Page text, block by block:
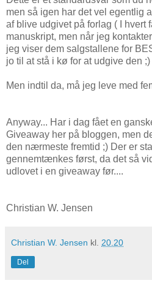
men så igen har det vel egentlig
af blive udgivet på forlag ( I hvert
manuskript, men når jeg
jeg viser dem salgstallene for
jo til at stå i kø for at udgive den ;)
Men indtil da, må jeg leve med
Anyway... Har i dag fået en
Giveaway her på bloggen, men
den nærmeste fremtid ;) Der er
gennemtænkes først, da det så
udlovet i en giveaway før....
Christian W. Jensen
Christian W. Jensen kl. 20.20
Del